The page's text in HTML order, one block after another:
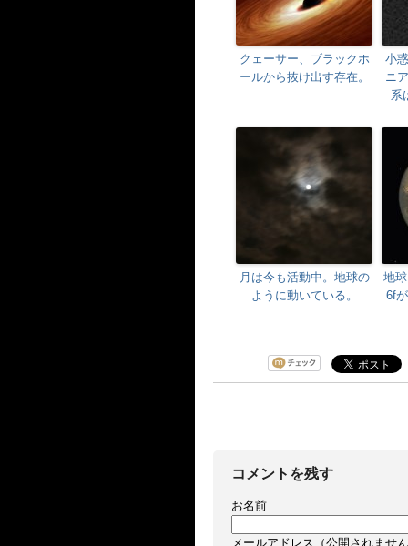
クェーサー、ブラックホ
ールから抜け出す存在。
小
ニ
系
月は今も活動中。地球の
ように動いている。
地
6f
コメントを残す
お名前
メールアドレス（公開されませ